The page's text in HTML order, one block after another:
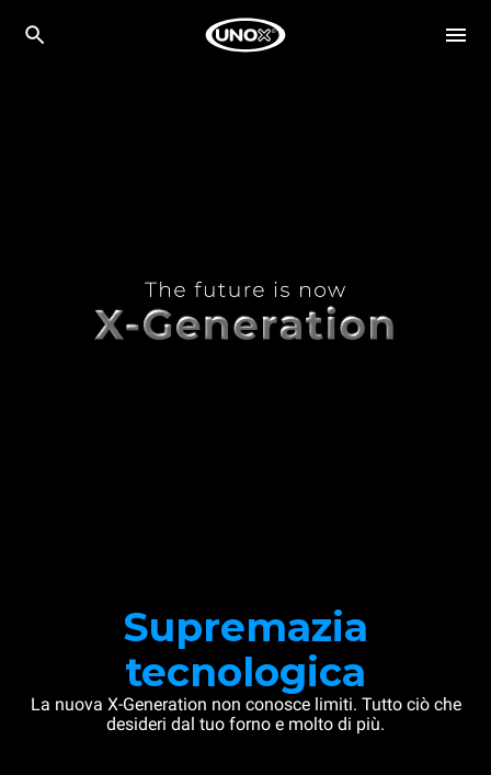
Supremazia
tecnologica
La nuova X-Generation non conosce limiti. Tutto ciò che
desideri dal tuo forno e molto di più.